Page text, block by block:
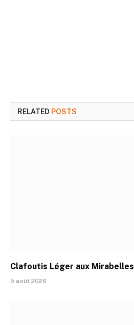
RELATED POSTS
Clafoutis Léger aux Mirabelles
5 août 2026